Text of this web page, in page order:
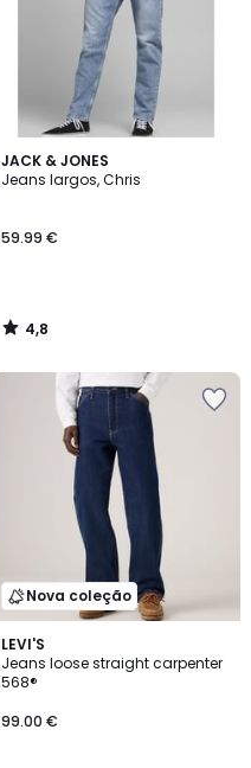
JACK & JONES
Jeans largos, Chris
59.99 €
4,8
/ 5
4,8
/
Nova coleção
LEVI'S
Jeans loose straight carpenter
568®
99.00 €